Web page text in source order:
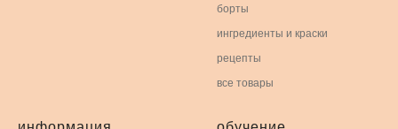
борты
ингредиенты и краски
рецепты
все товары